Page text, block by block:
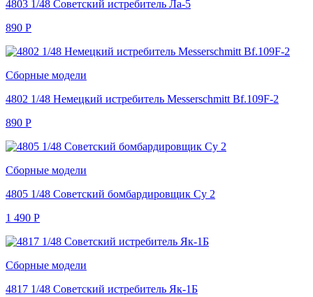
4803 1/48 Советский истребитель Ла-5
890 Р
Сборные модели
4802 1/48 Немецкий истребитель Messerschmitt Bf.109F-2
890 Р
Сборные модели
4805 1/48 Советский бомбардировщик Су 2
1 490 Р
Сборные модели
4817 1/48 Советский истребитель Як-1Б